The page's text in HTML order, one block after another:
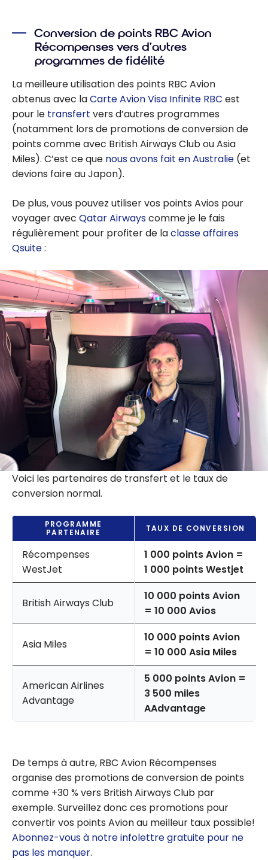
Conversion de points RBC Avion
Récompenses vers d’autres
programmes de fidélité
La meilleure utilisation des points RBC Avion
obtenus avec laCarte Avion Visa Infinite RBC est
pour le transfert vers d’autres programmes
(notamment lors de promotions de conversion de
points comme avec British Airways Club ou Asia
Miles). C’est ce que nous avons fait en Australie (et
devions faire au Japon).
De plus, vous pouvez utiliser vos points Avios pour
voyager avec Qatar Airwayscomme je le fais
régulièrement pour profiter de laclasse affaires
Qsuite:
Voici les partenaires de transfert et le taux de
conversion normal.
PROGRAMME
PARTENAIRE
TAUX DE CONVERSION
Récompenses
WestJet
1 000 points Avion =
1 000 points Westjet
British Airways Club
10 000 points Avion
= 10 000 Avios
Asia Miles
10 000 points Avion
= 10 000 Asia Miles
American Airlines
Advantage
5 000 points Avion =
3 500 miles
AAdvantage
De temps à autre, RBC Avion Récompenses
organise des promotions de conversion de points
comme +30 % vers British Airways Club par
exemple. Surveillez donc ces promotions pour
convertir vos points Avion au meilleur taux possible!
Abonnez-vous à notre infolettre gratuite pour ne
pas les manquer.